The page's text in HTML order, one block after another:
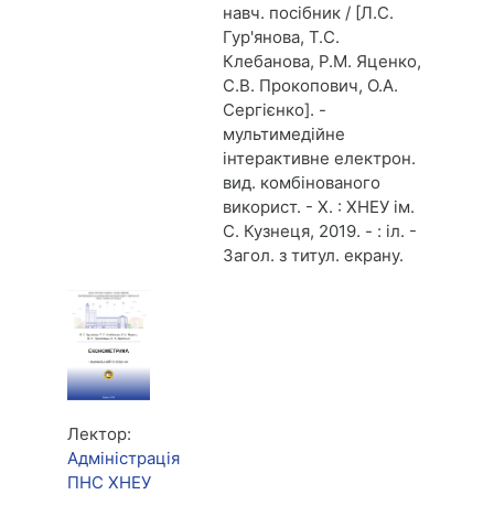
навч. посібник / [Л.С.
Гур'янова, Т.С.
Клебанова, Р.М. Яценко,
С.В. Прокопович, О.А.
Сергієнко]. -
мультимедійне
інтерактивне електрон.
вид. комбінованого
використ. - Х. : ХНЕУ ім.
С. Кузнеця, 2019. - : іл. -
Загол. з титул. екрану.
Лектор:
Адміністрація
ПНС ХНЕУ